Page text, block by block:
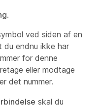
.
ved siden af en
du endnu ikke har
for denne
eller modtage
det nummer.
skal du